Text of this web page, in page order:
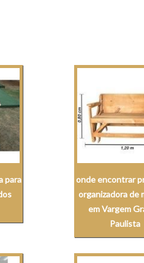
para
onde encontrar
organizadora de
em Vargem
Paulista